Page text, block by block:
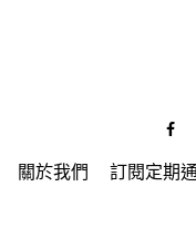
關於我們 訂閱定期